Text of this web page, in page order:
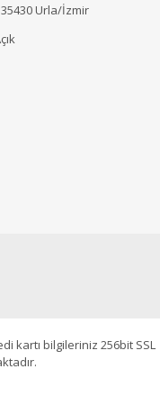
Urla/İzmir
kartı bilgileriniz 256bit SSL